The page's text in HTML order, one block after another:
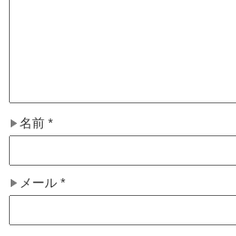
名前 *
メール *